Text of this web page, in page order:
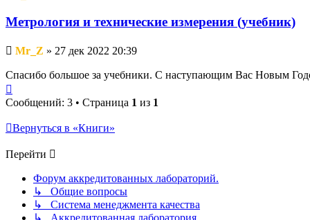
Метрология и технические измерения (учебник)
Непрочитанное
сообщение
Mr_Z » 27 дек 2022 20:39
Спасибо большое за учебники. С наступающим Вас Новым
к
началу
Сообщений: 3 • Страница 1 из 1
Вернуться в «Книги»
Перейти
Форум аккредитованных лабораторий.
↳ Общие вопросы
↳ Система менеджмента качества
↳ Аккредитованная лаборатория